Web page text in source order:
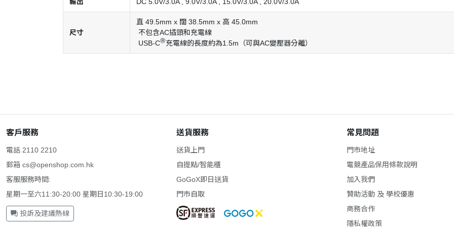
尺寸
直 49.5mm x 闊 38.5mm x 高 45.0mm
不包含AC插頭和充電線
USB-CⓇ充電線的長度約為1.5m（可與AC變壓器分離）
客戶服務
電話 2110 2210
郵箱 cs@openshop.com.hk
客服服務時間:
星期一至六11:30-20:00 星期日10:30-19:00
投訴及建議熱線
送貨服務
送貨上門
自提點/智能櫃
GoGoX即日送貨
門市自取
常見問題
門市地址
電競產品保用條款說明
加入我們
贊助活動 及 學校優惠
商務合作
隱私權政策